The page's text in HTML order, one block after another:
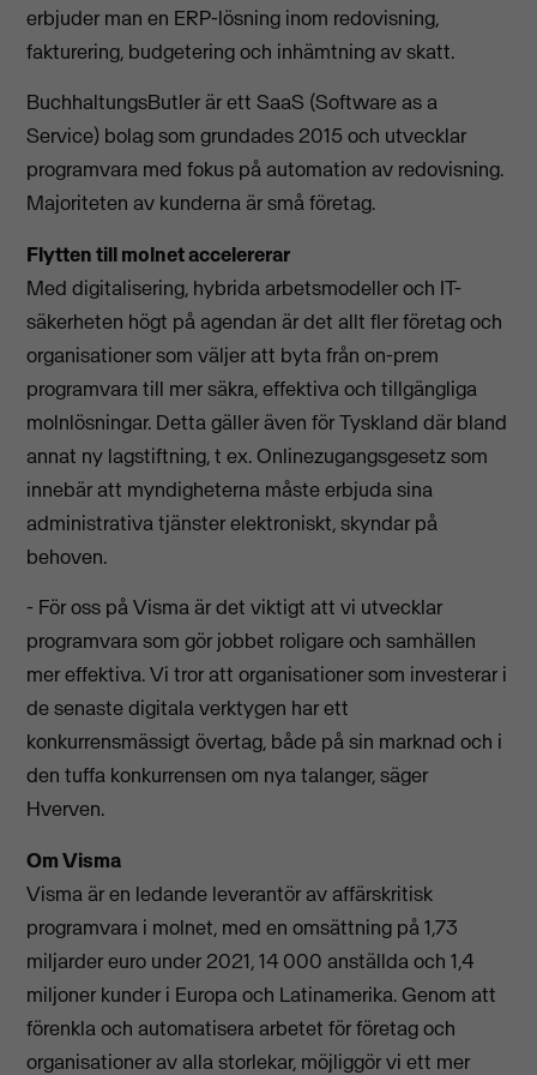
erbjuder man en ERP-lösning inom redovisning,
fakturering, budgetering och inhämtning av skatt.
BuchhaltungsButler är ett SaaS (Software as a
Service) bolag som grundades 2015 och utvecklar
programvara med fokus på automation av redovisning.
Majoriteten av kunderna är små företag.
Flytten till molnet accelererar
Med digitalisering, hybrida arbetsmodeller och IT-
säkerheten högt på agendan är det allt fler företag och
organisationer som väljer att byta från on-prem
programvara till mer säkra, effektiva och tillgängliga
molnlösningar. Detta gäller även för Tyskland där bland
annat ny lagstiftning, t ex. Onlinezugangsgesetz som
innebär att myndigheterna måste erbjuda sina
administrativatjänster elektroniskt, skyndar på
behoven.
- För oss på Visma är det viktigt att vi utvecklar
programvara som gör jobbet roligare och samhällen
mer effektiva. Vi tror att organisationer som investerar i
de senaste digitala verktygen har ett
konkurrensmässigt övertag, både på sin marknad och i
den tuffa konkurrensen om nya talanger, säger
Hverven.
Om Visma
Visma är en ledande leverantör avaffärskritisk
programvara i molnet, med en omsättning på 1,73
miljarder euro under 2021, 14 000 anställda och 1,4
miljoner kunder i Europa och Latinamerika. Genom att
förenkla och automatisera arbetet för företag och
organisationer av alla storlekar, möjliggör vi ett mer